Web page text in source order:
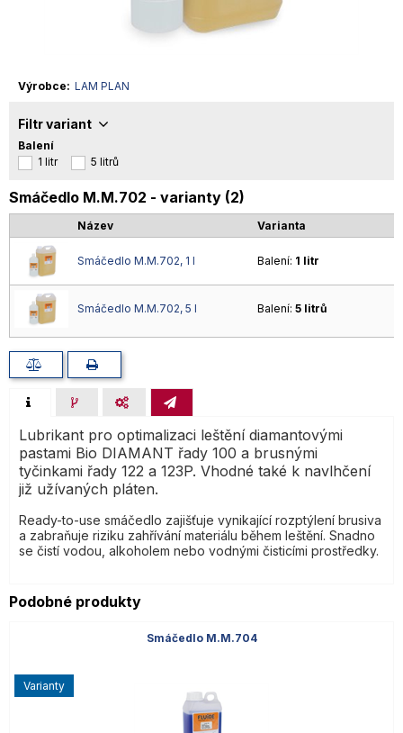
Výrobce LAM PLAN
Filtr variant
Balení
1 litr
5 litrů
Smáčedlo M.M.702 - varianty (2)
Název Varianta
Smáčedlo M.M.702, 1 l Balení: 1 litr
Smáčedlo M.M.702, 5 l Balení: 5 litrů
Lubrikant pro optimalizaci leštění diamantovými
pastami Bio DIAMANT řady 100 a brusnými
tyčinkami řady 122 a 123P. Vhodné také k navlhčení
již užívaných pláten.
Ready-to-use smáčedlo zajišťuje vynikající rozptýlení brusiva
a zabraňuje riziku zahřívání materiálu během leštění. Snadno
se čistí vodou, alkoholem nebo vodnými čisticími prostředky.
Podobné produkty
Smáčedlo M.M.704
varianty